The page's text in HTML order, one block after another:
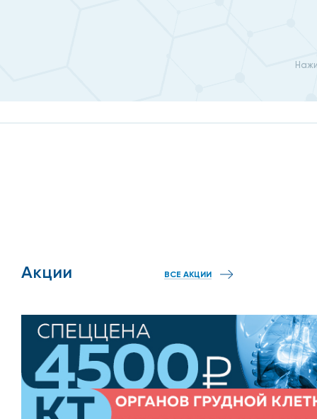
Также в медицинский центр к венерологу на
ИППП у партнера. Стоимость приема венеролога на
Методы диагностики и
В ходе диагностических исследований могут
Акции ВСЕ АКЦИИ